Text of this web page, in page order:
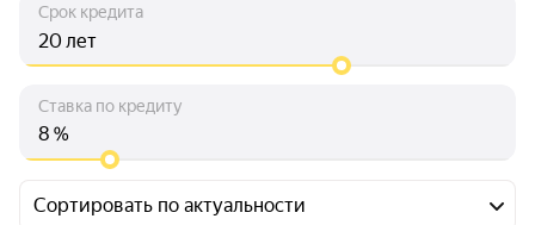
Срок кредита
лет
Ставка по кредиту
%
Сортировать по актуальности